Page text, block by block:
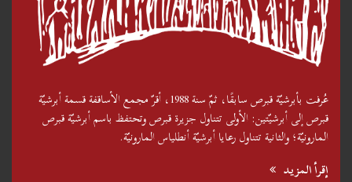
عُرفت بأبرشيّة قبرص سابقًا، ثمّ سنة 1988، أقرّ مجمع الأساقفة قسمة أبرشيّة
قبرص إلى أبرشيّتين: الأولى تتناول جزيرة قبرص وتحتفظ باسم أبرشيّة قبرص
المارونيّة؛ والثانية تتناول رعايا أبرشيّة أنطلياس المارونيّة.
إقرأ المزيد